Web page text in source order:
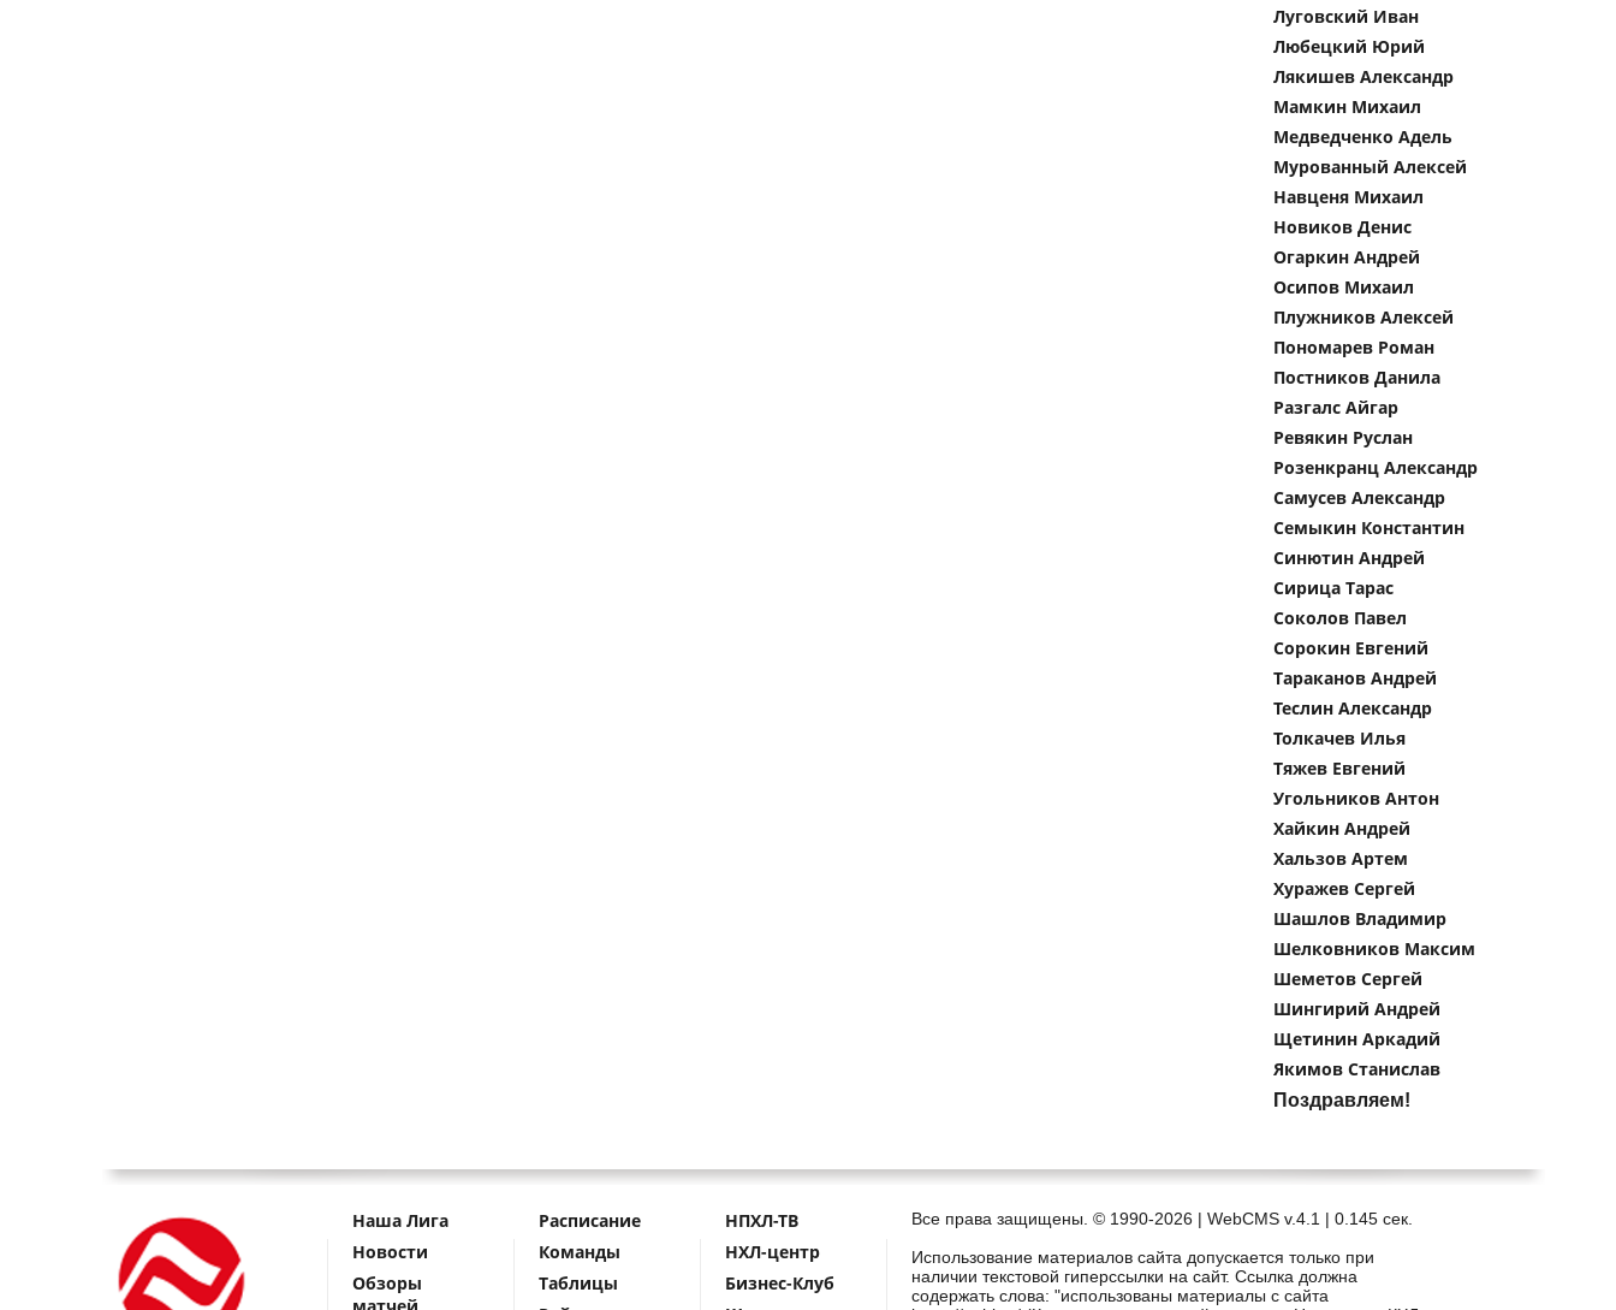
Луговский Иван
Любецкий Юрий
Лякишев Александр
Мамкин Михаил
Медведченко Адель
Мурованный Алексей
Навценя Михаил
Новиков Денис
Огаркин Андрей
Осипов Михаил
Плужников Алексей
Пономарев Роман
Постников Данила
Разгалс Айгар
Ревякин Руслан
Розенкранц Александр
Самусев Александр
Семыкин Константин
Синютин Андрей
Сирица Тарас
Соколов Павел
Сорокин Евгений
Тараканов Андрей
Теслин Александр
Толкачев Илья
Тяжев Евгений
Угольников Антон
Хайкин Андрей
Хальзов Артем
Хуражев Сергей
Шашлов Владимир
Шелковников Максим
Шеметов Сергей
Шингирий Андрей
Щетинин Аркадий
Якимов Станислав
Поздравляем!
Наша Лига
Новости
Обзоры
Расписание
Команды
Таблицы
НПХЛ-ТВ
НХЛ-центр
Бизнес-Клуб
Все права защищены. © 1990-2026 | WebCMS v.4.1 | 0.145 сек.
Использование материалов сайта допускается только при
наличии текстовой гиперссылки на сайт. Ссылка должна
содержать слова: "использованы материалы с сайта